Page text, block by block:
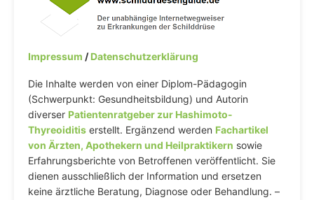
Impressum /Datenschutzerklärung
Die Inhalte werden von einer Diplom-Pädagogin
(Schwerpunkt: Gesundheitsbildung) und Autorin
diverser Patientenratgeber zur Hashimoto-
Thyreoiditis erstellt. Ergänzend werden Fachartikel
von Ärzten, Apothekern und Heilpraktikern sowie
Erfahrungsberichte von Betroffenen veröffentlicht. Sie
dienen ausschließlich der Information und ersetzen
keine ärztliche Beratung, Diagnose oder Behandlung. –